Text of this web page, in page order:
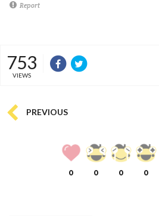
Report
753
VIEWS
PREVIOUS
0 0 0 0